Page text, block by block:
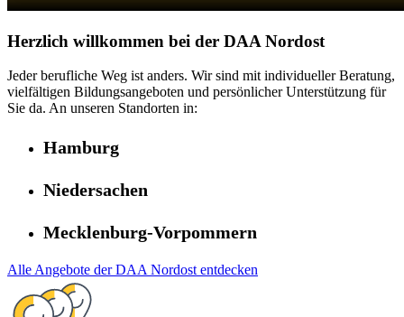
Herzlich willkommen bei der DAA Nordost
Jeder berufliche Weg ist anders. Wir sind mit individueller Beratung,
vielfältigen Bildungsangeboten und persönlicher Unterstützung für
Sie da. An unseren Standorten in:
Hamburg
Niedersachen
Mecklenburg-Vorpommern
Alle Angebote der DAA Nordost entdecken